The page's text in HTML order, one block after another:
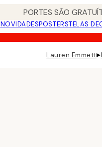
PORTES SÃO
NOVIDADESPOSTERSTELAS
Lauren Emmett▸